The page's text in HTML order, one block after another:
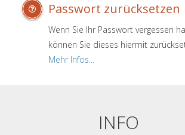
Passwort zurücksetzen
Wenn Sie Ihr Passwort vergessen
können Sie dieses hiermit
Mehr Infos...
INFO